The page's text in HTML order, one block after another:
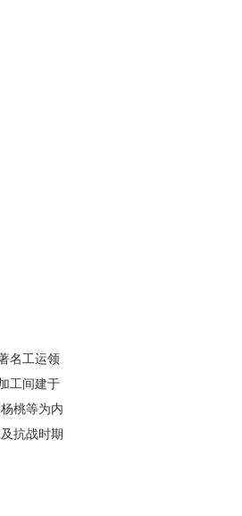
名工运领
工间建于
桃等为内
抗战时期